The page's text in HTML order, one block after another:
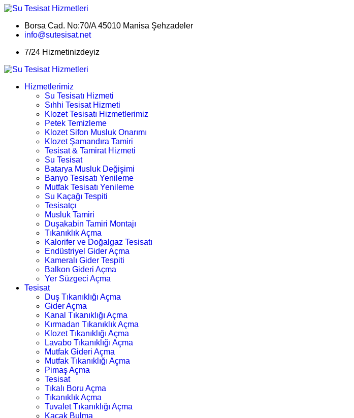
Borsa Cad. No:70/A 45010 Manisa Şehzadeler
info@sutesisat.net
7/24 Hizmetinizdeyiz
Hizmetlerimiz
Su Tesisatı Hizmeti
Sıhhi Tesisat Hizmeti
Klozet Tesisatı Hizmetlerimiz
Petek Temizleme
Klozet Sifon Musluk Onarımı
Klozet Şamandıra Tamiri
Tesisat & Tamirat Hizmeti
Su Tesisat
Batarya Musluk Değişimi
Banyo Tesisatı Yenileme
Mutfak Tesisatı Yenileme
Su Kaçağı Tespiti
Tesisatçı
Musluk Tamiri
Duşakabin Tamiri Montajı
Tıkanıklık Açma
Kalorifer ve Doğalgaz Tesisatı
Endüstriyel Gider Açma
Kameralı Gider Tespiti
Balkon Gideri Açma
Yer Süzgeci Açma
Tesisat
Duş Tıkanıklığı Açma
Gider Açma
Kanal Tıkanıklığı Açma
Kırmadan Tıkanıklık Açma
Klozet Tıkanıklığı Açma
Lavabo Tıkanıklığı Açma
Mutfak Gideri Açma
Mutfak Tıkanıklığı Açma
Pimaş Açma
Tesisat
Tıkalı Boru Açma
Tıkanıklık Açma
Tuvalet Tıkanıklığı Açma
Kaçak Bulma